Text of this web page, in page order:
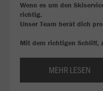
Wenn es um den
richtig.
Unser Team berät dich
Mit dem richtigen Schliff,
MEHR LESEN